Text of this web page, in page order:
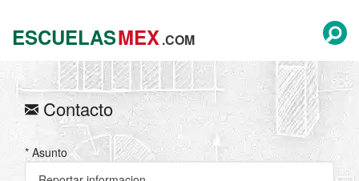
ESCUELASMEX.COM
Contacto
* Asunto